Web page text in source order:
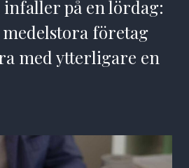
infaller på en lördag:
företag
med ytterligare en